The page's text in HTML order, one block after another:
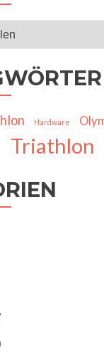
Hardware
Triathlon